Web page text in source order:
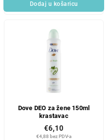
Dodaj u košaricu
Dove DEO za žene 150ml
krastavac
€4,88 bez PDV-a
€6,10